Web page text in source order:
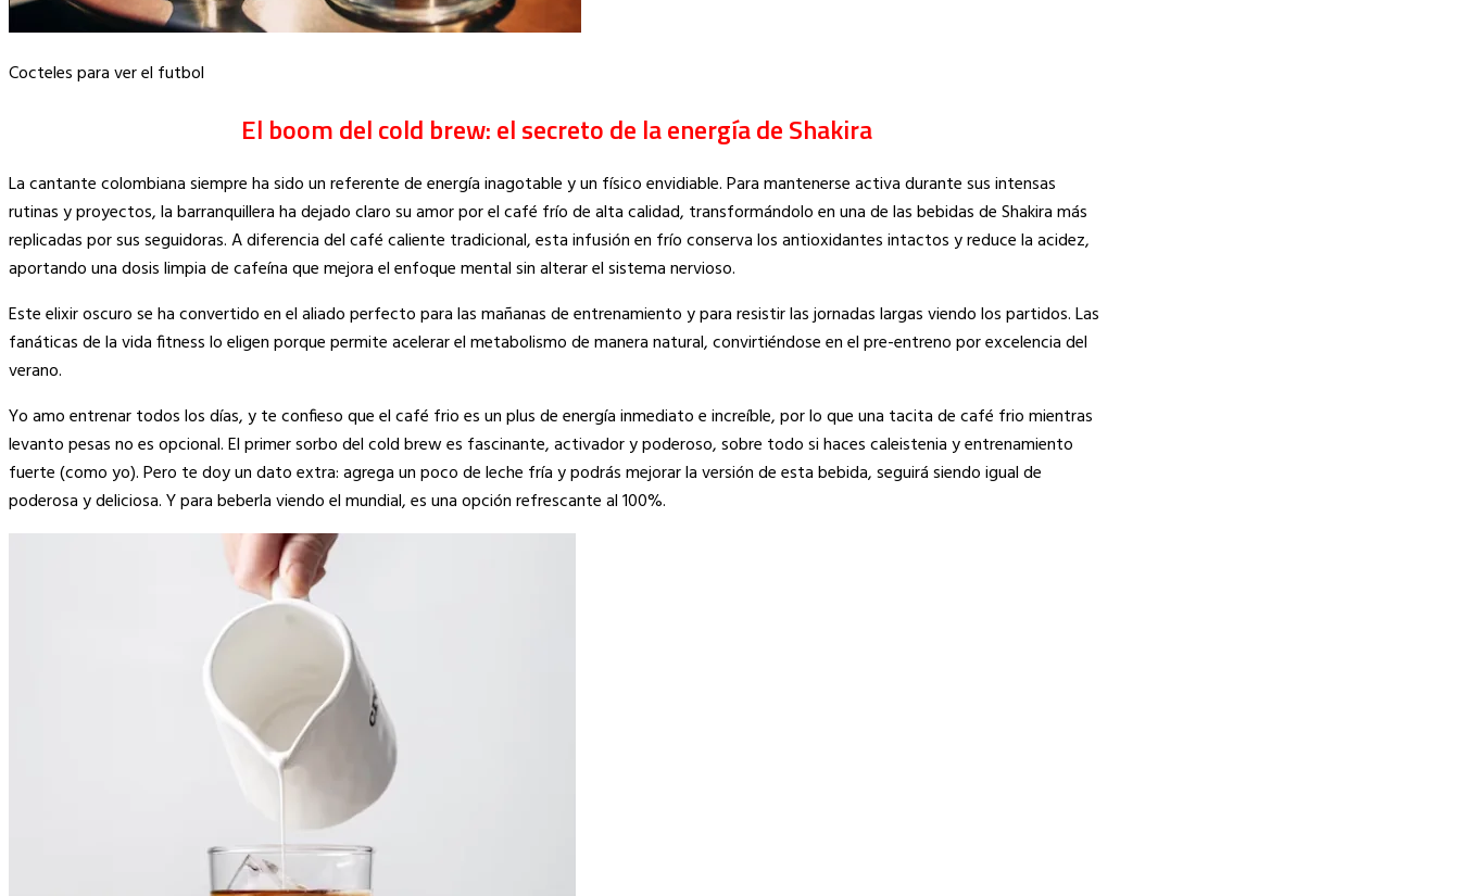
Cocteles para ver el futbol
El boom del cold brew: el secreto de la energía de Shakira
La cantante colombiana siempre ha sido un referente de energía inagotable y un físico envidiable. Para mantenerse activa durante sus intensas
rutinas y proyectos, la barranquillera ha dejado claro su amor por el café frío de alta calidad, transformándolo en una de las bebidas de Shakira más
replicadas por sus seguidoras.A diferencia del café caliente tradicional, esta infusión en frío conserva los antioxidantes intactos y reduce la acidez,
aportando una dosis limpia de cafeína que mejora el enfoque mental sin alterar el sistema nervioso.
Este elixir oscuro se ha convertido en el aliado perfecto para las mañanas de entrenamiento y para resistir las jornadas largas viendo los partidos. Las
fanáticas de la vida fitness lo eligen porque permite acelerar el metabolismo de manera natural, convirtiéndose en el pre-entreno por excelencia del
verano.
Yo amo entrenar todos los días, y te confieso que el café frio es un plus de energía inmediato e increíble, por lo que una tacita de café frio mientras
levanto pesas no es opcional. El primer sorbo del cold brew es fascinante, activador y poderoso, sobre todo si haces caleistenia y entrenamiento
fuerte (como yo). Pero te doy un dato extra: agrega un poco de leche fría y podrás mejorar la versión de esta bebida, seguirá siendo igual de
poderosa y deliciosa. Y para beberla viendo el mundial, es una opción refrescante al 100%.